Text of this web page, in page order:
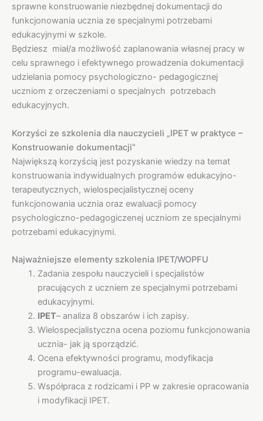
sprawne konstruowanie niezbędnej dokumentacji do
funkcjonowania ucznia ze specjalnymi potrzebami
edukacyjnymi w szkole.
Będziesz miał/a możliwość zaplanowania własnej pracy w
celu sprawnego i efektywnego prowadzenia dokumentacji
udzielania pomocy psychologiczno- pedagogicznej
uczniom z orzeczeniami o specjalnych potrzebach
edukacyjnych.
Korzyści ze szkolenia dla nauczycieli „IPET w praktyce –
Konstruowanie dokumentacji”
Największą korzyścią jest pozyskanie wiedzy na temat
konstruowania indywidualnych programów edukacyjno-
terapeutycznych, wielospecjalistycznej oceny
funkcjonowania ucznia oraz ewaluacji pomocy
psychologiczno-pedagogiczenej uczniom ze specjalnymi
potrzebami edukacyjnymi.
Najważniejsze elementy szkolenia IPET/WOPFU
Zadania zespołu nauczycieli i specjalistów
pracujących z uczniem ze specjalnymi potrzebami
edukacyjnymi.
IPET– analiza 8 obszarów i ich zapisy.
Wielospecjalistyczna ocena poziomu funkcjonowania
ucznia- jak ją sporządzić.
Ocena efektywności programu, modyfikacja
programu-ewaluacja.
Współpraca z rodzicami i PP w zakresie opracowania
i modyfikacji IPET.